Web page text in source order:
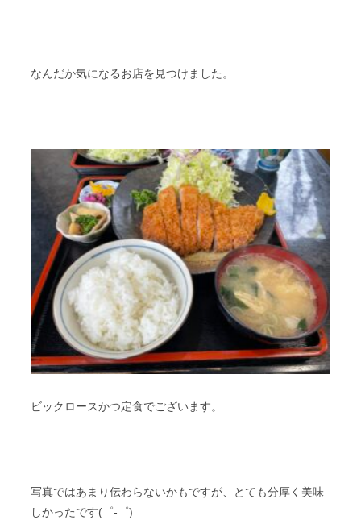
なんだか気になるお店を見つけました。
ビックロースかつ定食でございます。
写真ではあまり伝わらないかもですが、とても分厚く美味
しかったです(゜-゜)